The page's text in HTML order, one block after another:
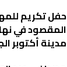
حفل تكريم
المقصود في
مدينة أكتوبر